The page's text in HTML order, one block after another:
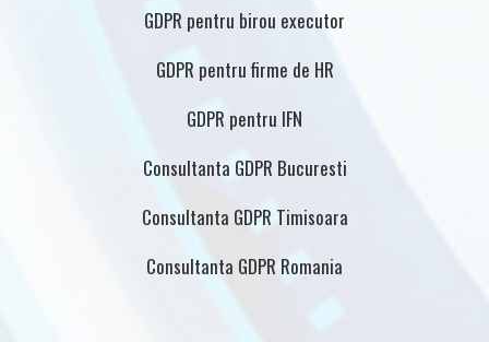
GDPR pentru birou executor
GDPR pentru firme de HR
GDPR pentru IFN
Consultanta GDPR Bucuresti
Consultanta GDPR Timisoara
Consultanta GDPR Romania